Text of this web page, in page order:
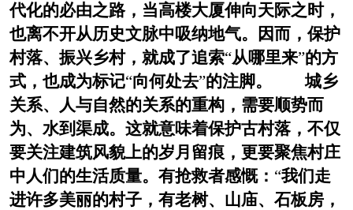
代化的必由之路，当高楼大厦伸向天际之时，
也离不开从历史文脉中吸纳地气。因而，保护
村落、振兴乡村，就成了追索“从哪里来”的方
式，也成为标记“向何处去”的注脚。 城乡
关系、人与自然的关系的重构，需要顺势而
为、水到渠成。这就意味着保护古村落，不仅
要关注建筑风貌上的岁月留痕，更要聚焦村庄
中人们的生活质量。有抢救者感慨： “我们走
进许多美丽的村子，有老树、山庙、石板房，